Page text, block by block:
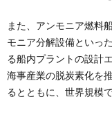
また、アンモニア燃料
モニア分解設備といっ
る船内プラントの設計
海事産業の脱炭素化を
るとともに、世界規模